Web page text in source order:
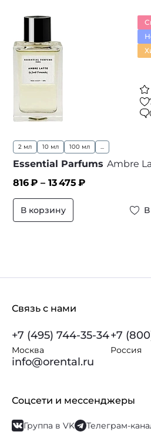
2 мл 10 мл 100 мл ...
Essential Parfums Ambre
816₽ – 13 475 ₽
В корзину
Связь с нами
+7 (495) 744-35-34
Москва
+7
Россия
info@orental.ru
Соцсети и мессенджеры
Группа в VK Телеграм-